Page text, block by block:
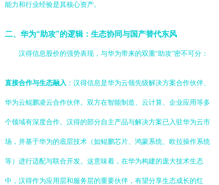
能力和行业经验是其核心资产。
二、华为“助攻”的逻辑：生态协同与国产替代东风
汉得信息股价的强势表现，与华为带来的双重“助攻”密不可分：
直接合作与生态融入 ：汉得信息是华为云领先级解决方案合作伙伴、
华为云鲲鹏凌云合作伙伴。双方在智能制造、云计算、企业应用等多
个领域有深度合作。汉得的部分自主产品与解决方案已入驻华为云市
场，并基于华为的底层技术（如鲲鹏芯片、鸿蒙系统、欧拉操作系统
等）进行适配与联合开发。这意味着，在华为构建的庞大技术生态
中，汉得作为应用层和服务层的重要伙伴，有望分享生态成长的红